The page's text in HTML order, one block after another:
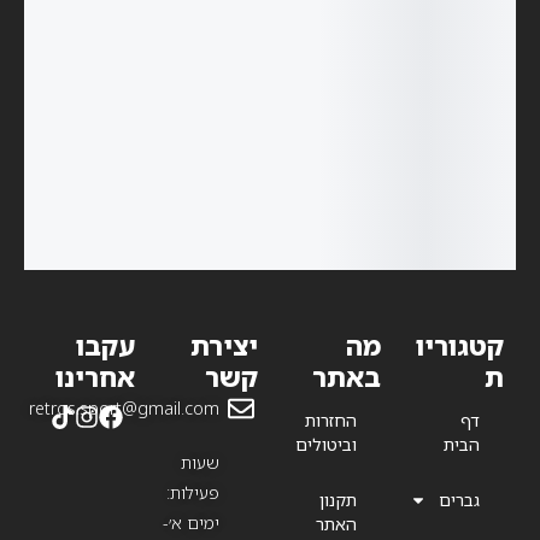
קטגוריו
ת
דף
הבית
גברים
מה
באתר
החזרות
וביטולים
תקנון
האתר
יצירת
קשר
retros.sport@gmail.com
שעות
פעילות:
ימים א׳-
עקבו
אחרינו